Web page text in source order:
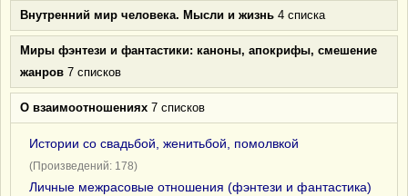
Внутренний мир человека. Мысли и жизнь 4 списка
Миры фэнтези и фантастики: каноны, апокрифы, смешение
жанров 7 списков
О взаимоотношениях 7 списков
Истории со свадьбой, женитьбой, помолвкой
(Произведений: 178)
Личные межрасовые отношения (фэнтези и фантастика)